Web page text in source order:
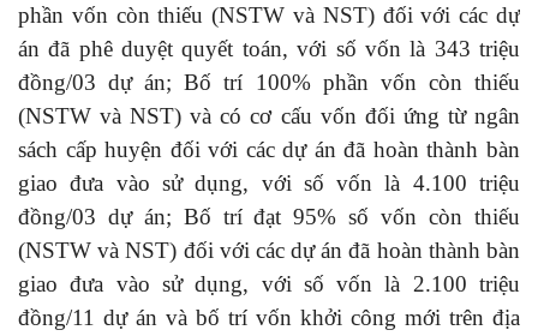
phần vốn còn thiếu (NSTW và NST) đối với các dự
án đã phê duyệt quyết toán, với số vốn là 343 triệu
đồng/03 dự án; Bố trí 100% phần vốn còn thiếu
(NSTW và NST) và có cơ cấu vốn đối ứng từ ngân
sách cấp huyện đối với các dự án đã hoàn thành bàn
giao đưa vào sử dụng, với số vốn là 4.100 triệu
đồng/03 dự án; Bố trí đạt 95% số vốn còn thiếu
(NSTW và NST) đối với các dự án đã hoàn thành bàn
giao đưa vào sử dụng, với số vốn là 2.100 triệu
đồng/11 dự án và bố trí vốn khởi công mới trên địa